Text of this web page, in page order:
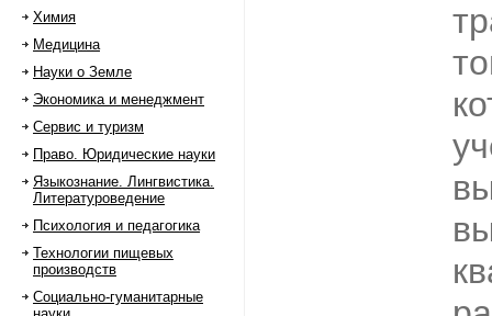
Химия
Медицина
Науки о Земле
Экономика и менеджмент
Сервис и туризм
Право. Юридические науки
Языкознание. Лингвистика.
Литературоведение
Психология и педагогика
Технологии пищевых
производств
Социально-гуманитарные